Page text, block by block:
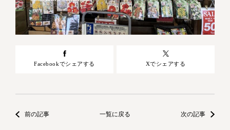
Facebookでシェアする Xでシェアする
前の記事 一覧に戻る 次の記事